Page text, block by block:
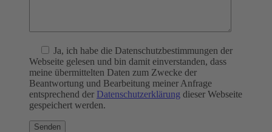
Ja, ich habe die Datenschutzbestimmungen der
Webseite gelesen und bin damit einverstanden, dass
meine übermittelten Daten zum Zwecke der
Beantwortung und Bearbeitung meiner Anfrage
entsprechend der Datenschutzerklärung dieser Webseite
gespeichert werden.